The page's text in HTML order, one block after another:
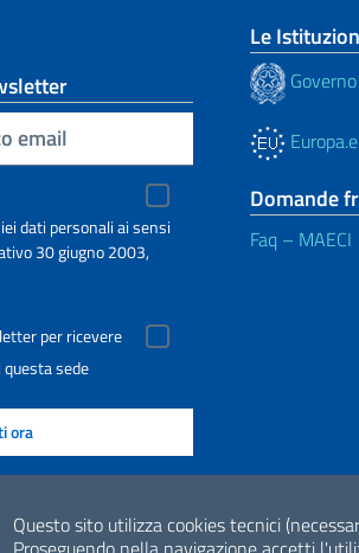
Questo sito utilizza cookies tecnici
dati personali ai sensi
30 giugno 2003,
per ricevere
sede
Le
Domande
Faq – MAECI
policy Dichiarazione di accessibilità